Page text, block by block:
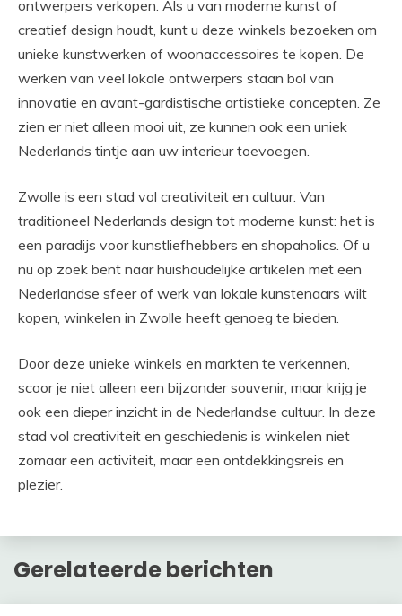
ontwerpers verkopen. Als u van moderne kunst of
creatief design houdt, kunt u deze winkels bezoeken om
unieke kunstwerken of woonaccessoires te kopen. De
werken van veel lokale ontwerpers staan ​​bol van
innovatie en avant-gardistische artistieke concepten. Ze
zien er niet alleen mooi uit, ze kunnen ook een uniek
Nederlands tintje aan uw interieur toevoegen.
Zwolle is een stad vol creativiteit en cultuur. Van
traditioneel Nederlands design tot moderne kunst: het is
een paradijs voor kunstliefhebbers en shopaholics. Of u
nu op zoek bent naar huishoudelijke artikelen met een
Nederlandse sfeer of werk van lokale kunstenaars wilt
kopen, winkelen in Zwolle heeft genoeg te bieden.
Door deze unieke winkels en markten te verkennen,
scoor je niet alleen een bijzonder souvenir, maar krijg je
ook een dieper inzicht in de Nederlandse cultuur. In deze
stad vol creativiteit en geschiedenis is winkelen niet
zomaar een activiteit, maar een ontdekkingsreis en
plezier.
Gerelateerde berichten